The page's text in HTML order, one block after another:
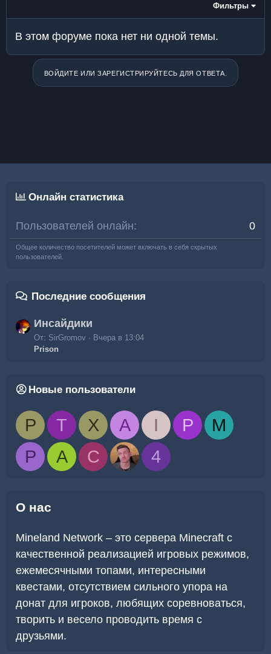
Фильтры
В этом форуме пока нет ни одной темы.
ВОЙДИТЕ ИЛИ ЗАРЕГИСТРИРУЙТЕСЬ ДЛЯ ОТВЕТА.
Онлайн статистика
Пользователей онлайн 0
Общее количество посетителей может включать в себя скрытых
пользователей.
Последние сообщения
Инсайдики
От: SirGromov
Вчера в 13:04
Prison
Новые пользователи
P T X A I P
M
P
A C 4
О нас
Mineland Network – это сервера Minecraft с
качественной реализацией игровых режимов,
ежемесячными топами, интересными
квестами, отсутствием сильного упора на
донат для игроков, любящих соревноваться,
творить и весело проводить время с
друзьями.